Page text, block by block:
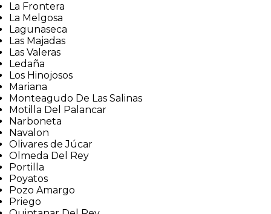
La Frontera
La Melgosa
Lagunaseca
Las Majadas
Las Valeras
Ledaña
Los Hinojosos
Mariana
Monteagudo De Las Salinas
Motilla Del Palancar
Narboneta
Navalon
Olivares de Júcar
Olmeda Del Rey
Portilla
Poyatos
Pozo Amargo
Priego